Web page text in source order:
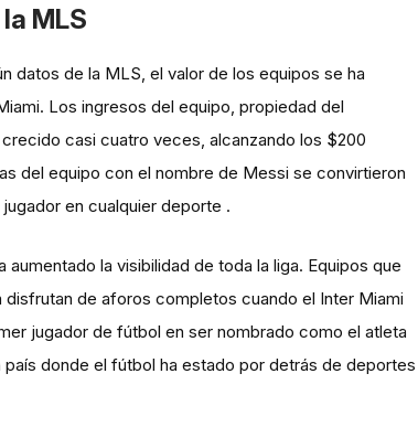
MLS
datos de la MLS, el valor de los equipos se ha
Los ingresos del equipo, propiedad del
casi cuatro veces, alcanzando los $200
del equipo con el nombre de Messi se convirtieron
en cualquier deporte .
la visibilidad de toda la liga. Equipos que
de aforos completos cuando el Inter Miami
jugador de fútbol en ser nombrado como el atleta
donde el fútbol ha estado por detrás de deportes